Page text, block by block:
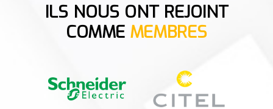
ILS NOUS ONT REJOINT
COMME MEMBRES